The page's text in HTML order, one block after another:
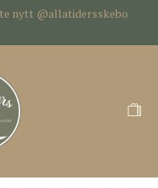
nytt @allatidersskebo